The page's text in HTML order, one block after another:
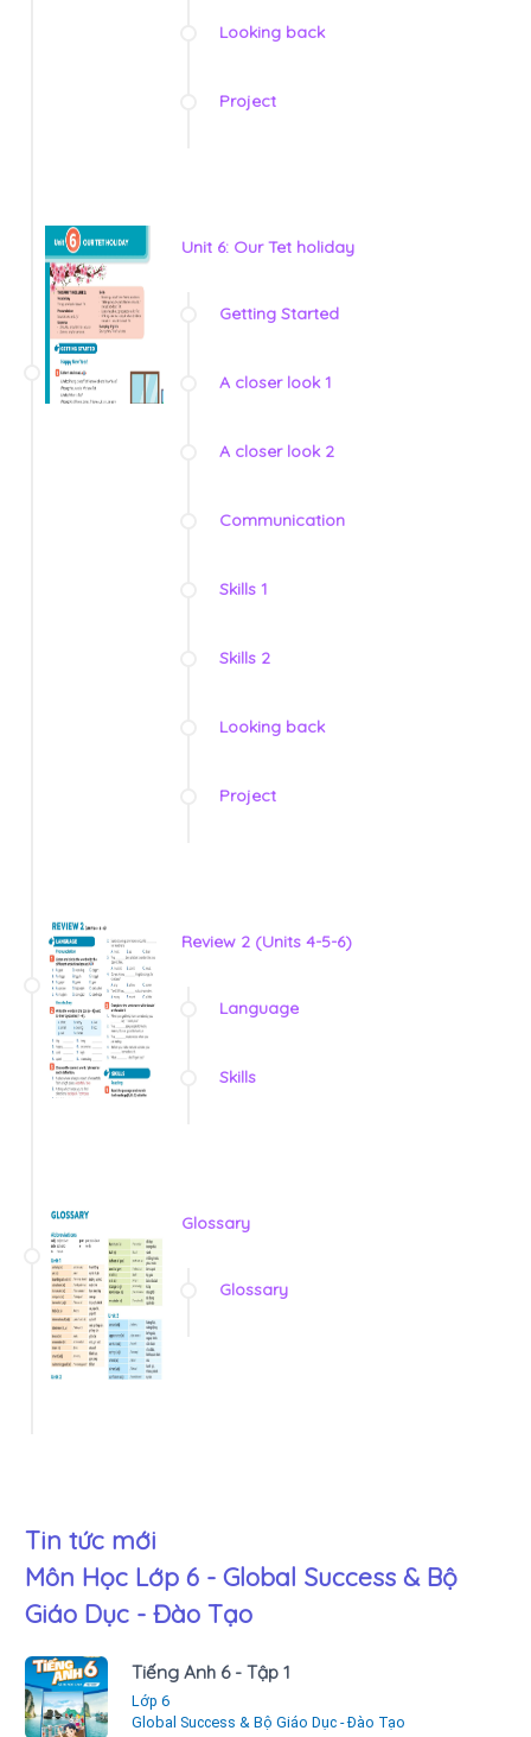
Looking back
Project
Unit 6: Our Tet holiday
Getting Started
A closer look 1
A closer look 2
Communication
Skills 1
Skills 2
Looking back
Project
Review 2 (Units 4-5-6)
Language
Skills
Glossary
Glossary
Tin tức mới
Môn Học Lớp 6 - Global Success & Bộ
Giáo Dục - Đào Tạo
Tiếng Anh 6 - Tập 1
Lớp 6
Global Success & Bộ Giáo Dục - Đào Tạo